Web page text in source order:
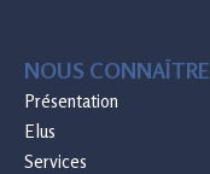
NOUS CONNAÎTRE
Présentation
Elus
Services